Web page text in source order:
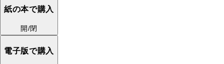
紙の本で購入
開/閉
電子版で購入